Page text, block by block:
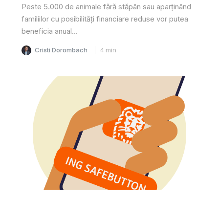
Peste 5.000 de animale fără stăpân sau aparținând
familiilor cu posibilități financiare reduse vor putea
beneficia anual...
Cristi Dorombach 4 min